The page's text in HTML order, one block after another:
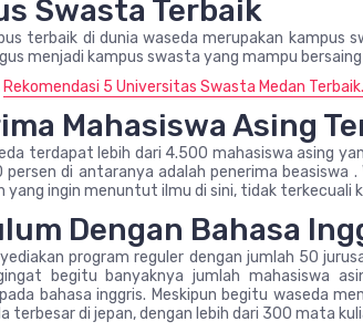
Swasta Terbaik
terbaik di dunia waseda merupakan kampus
menjadi kampus swasta yang mampu
Rekomendasi 5 Universitas Swasta Medan Terbaik.
Mahasiswa Asing
terdapat lebih dari 4.500 mahasiswa asing
persen di antaranya adalah penerima beasiswa
yang ingin menuntut ilmu di sini, tidak terkecuali
Dengan Bahasa
program reguler dengan jumlah 50
begitu banyaknya jumlah mahasiswa
bahasa inggris. Meskipun begitu waseda
terbesar di jepan, dengan lebih dari 300 mata